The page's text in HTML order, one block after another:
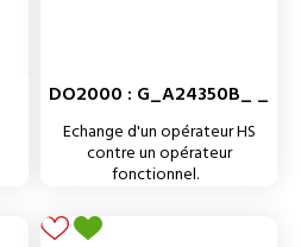
DO2000 : G_A24350B_ _
Echange d'un opérateur HS
contre un opérateur
fonctionnel.